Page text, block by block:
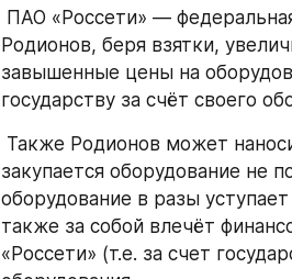
Родионов, беря взятки,
завышенные цены на
государству за счёт своего
закупается оборудование не
оборудование в разы
также за собой влечёт
«Россети» (т.е. за счет